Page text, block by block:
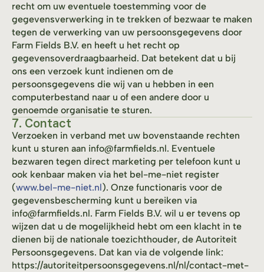
recht om uw eventuele toestemming voor de
gegevensverwerking in te trekken of bezwaar te maken
tegen de verwerking van uw persoonsgegevens door
Farm Fields B.V. en heeft u het recht op
gegevensoverdraagbaarheid. Dat betekent dat u bij
ons een verzoek kunt indienen om de
persoonsgegevens die wij van u hebben in een
computerbestand naar u of een andere door u
genoemde organisatie te sturen.
7. Contact
Verzoeken in verband met uw bovenstaande rechten
kunt u sturen aan info@farmfields.nl. Eventuele
bezwaren tegen direct marketing per telefoon kunt u
ook kenbaar maken via het bel-me-niet register
(www.bel-me-niet.nl). Onze functionaris voor de
gegevensbescherming kunt u bereiken via
info@farmfields.nl. Farm Fields B.V. wil u er tevens op
wijzen dat u de mogelijkheid hebt om een klacht in te
dienen bij de nationale toezichthouder, de Autoriteit
Persoonsgegevens. Dat kan via de volgende link:
https://autoriteitpersoonsgegevens.nl/nl/contact-met-